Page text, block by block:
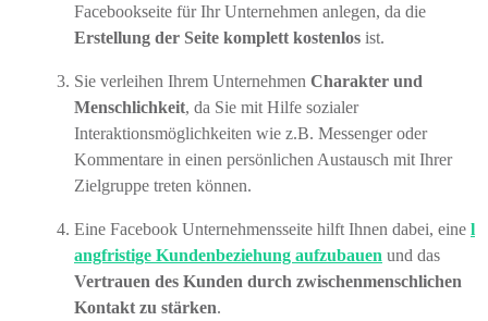
Facebookseite für Ihr Unternehmen anlegen, da die
Erstellung der Seite komplett kostenlos ist.
Sie verleihen Ihrem Unternehmen Charakter und
Menschlichkeit, da Sie mit Hilfe sozialer
Interaktionsmöglichkeiten wie z.B. Messenger oder
Kommentare in einen persönlichen Austausch mit Ihrer
Zielgruppe treten können.
Eine Facebook Unternehmensseite hilft Ihnen dabei, eine l
angfristige Kundenbeziehung aufzubauen und das
Vertrauen des Kunden durch zwischenmenschlichen
Kontakt zu stärken.